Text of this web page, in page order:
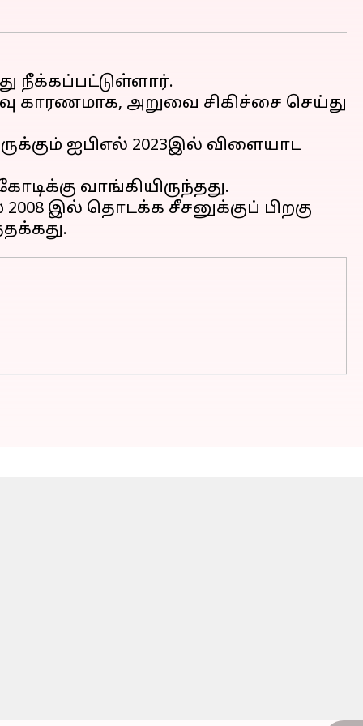
நீக்கப்பட்டுள்ளார்.
காரணமாக, அறுவை சிகிச்சை செய்து
ஐபிஎல் 2023இல் விளையாட
வாங்கியிருந்தது.
இல் தொடக்க சீசனுக்குப் பிறகு